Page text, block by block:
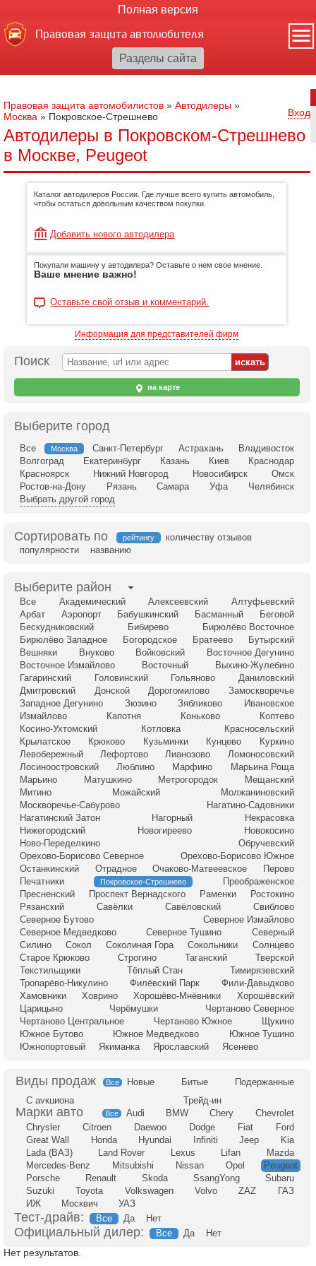
Полная версия
Правовая защита автолюбителя
Правовая защита автомобилистов » Автодилеры »
Москва » Покровское-Стрешнево Вход
Автодилеры в Покровском-Стрешнево
в Москве, Peugeot
Каталог автодилеров России. Где лучше всего купить автомобиль,
чтобы остаться довольным качеством покупки.
Добавить нового автодилера
Покупали машину у автодилера? Оставьте о нем свое мнение.
Ваше мнение важно!
Оставьте свой отзыв и комментарий.
Информация для представителей фирм
Поиск
на карте
Выберите город
Все Москва Санкт-Петербург Астрахань
Владивосток
Волгоград
Екатеринбург Казань Киев
Краснодар
Красноярск
Нижний Новгород Новосибирск
Омск
Ростов-на-Дону
Рязань Самара Уфа
Челябинск
Выбрать другой город
Сортировать по рейтингу
количеству отзывов
популярности
названию
Выберите район
Все Академический Алексеевский
Алтуфьевский
Арбат
Аэропорт Бабушкинский Басманный
Беговой
Бескудниковский
Бибирево
Бирюлёво Восточное
Бирюлёво Западное
Богородское Братеево
Бутырский
Вешняки
Внуково Войковский
Восточное Дегунино
Восточное Измайлово
Восточный
Выхино-Жулебино
Гагаринский
Головинский Гольяново
Даниловский
Дмитровский
Донской Дорогомилово
Замоскворечье
Западное Дегунино
Зюзино Зябликово
Ивановское
Измайлово
Капотня Коньково
Коптево
Косино-Ухтомский
Котловка
Красносельский
Крылатское
Крюково Кузьминки Кунцево
Куркино
Левобережный
Лефортово Лианозово
Ломоносовский
Лосиноостровский
Люблино Марфино
Марьина Роща
Марьино
Матушкино Метрогородок
Мещанский
Митино
Можайский
Молжаниновский
Москворечье-Сабурово
Нагатино-Садовники
Нагатинский Затон
Нагорный
Некрасовка
Нижегородский
Новогиреево
Новокосино
Ново-Переделкино
Обручевский
Орехово-Борисово Северное
Орехово-Борисово Южное
Останкинский
Отрадное Очаково-Матвеевское
Перово
Печатники
Покровское-Стрешнево
Преображенское
Пресненский
Проспект Вернадского Раменки
Ростокино
Рязанский
Савёлки Савёловский
Свиблово
Северное Бутово
Северное Измайлово
Северное Медведково
Северное Тушино
Северный
Силино
Сокол Соколиная Гора Сокольники
Солнцево
Старое Крюково
Строгино Таганский
Тверской
Текстильщики
Тёплый Стан
Тимирязевский
Тропарёво-Никулино
Филёвский Парк
Фили-Давыдково
Хамовники
Ховрино Хорошёво-Мнёвники
Хорошёвский
Царицыно
Черёмушки
Чертаново Северное
Чертаново Центральное
Чертаново Южное
Щукино
Южное Бутово
Южное Медведково
Южное Тушино
Южнопортовый
Якиманка Ярославский Ясенево
Все Новые Битые
Подержанные
С аукциона
Трейд-ин
Все Audi BMW Chery
Chevrolet
Chrysler
Citroen Daewoo Dodge Fiat
Ford
Great Wall
Honda Hyundai Infiniti Jeep
Kia
Lada (ВАЗ)
Land Rover Lexus Lifan
Mazda
Mercedes-Benz
Mitsubishi Nissan Opel
Peugeot
Porsche
Renault Skoda SsangYong
Subaru
Suzuki
Toyota Volkswagen Volvo ZAZ
ГАЗ
ИЖ
Москвич УАЗ
Тест-драйв: Все Да Нет
Официальный дилер: Все Да Нет
Нет результатов.